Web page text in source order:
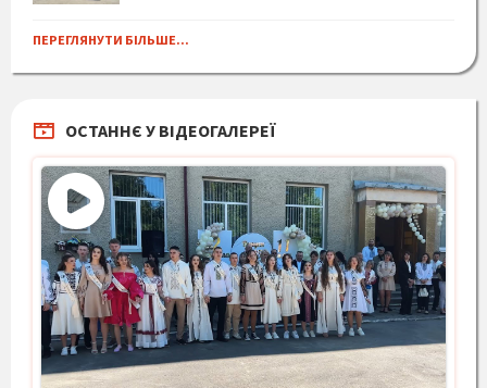
ПЕРЕГЛЯНУТИ БІЛЬШЕ...
ОСТАННЄ У ВІДЕОГАЛЕРЕЇ